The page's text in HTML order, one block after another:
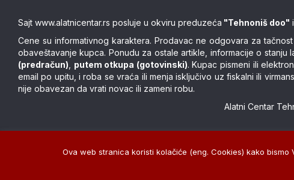
Sajt www.alatnicentar.rs posluje u okviru preduzeća "Tehnoniš doo"
Cene su informativnog karaktera. Prodavac ne odgovara za
obaveštavanje kupca. Ponudu za ostale artikle, informacije o
(predračun)
putem otkupa (gotovinski). Kupac pismeni ili
email po upitu, i roba se vraća ili menja isključivo uz fiskalni ili
nije obavezan da vrati novac ili zameni robu.
Alatni Centar
Ova web stranica koristi kolačiće (eng. Cookies) kako